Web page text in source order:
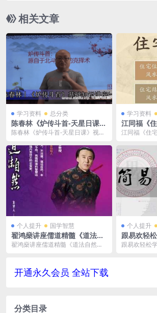
相关文章
学习资料 总分类
陈春林《炉传斗首-天星日课》
视频讲座MP4百度云网盘下载
陈春林《炉传斗首-天星日课》视频
缩处理，下载后解...
学习资料
江同福《
境/结构/内
网盘下载
江同福《住
4/636MB...
个人提升 国学智慧
翟鸿燊讲座儒道精髓《道法自
然》国学讲座视频
翟鸿燊讲座儒道精髓《道法自然》
个人提升
跟易欢轻
松学会算
跟易欢轻松
开通永久会员 全站下载
分类目录